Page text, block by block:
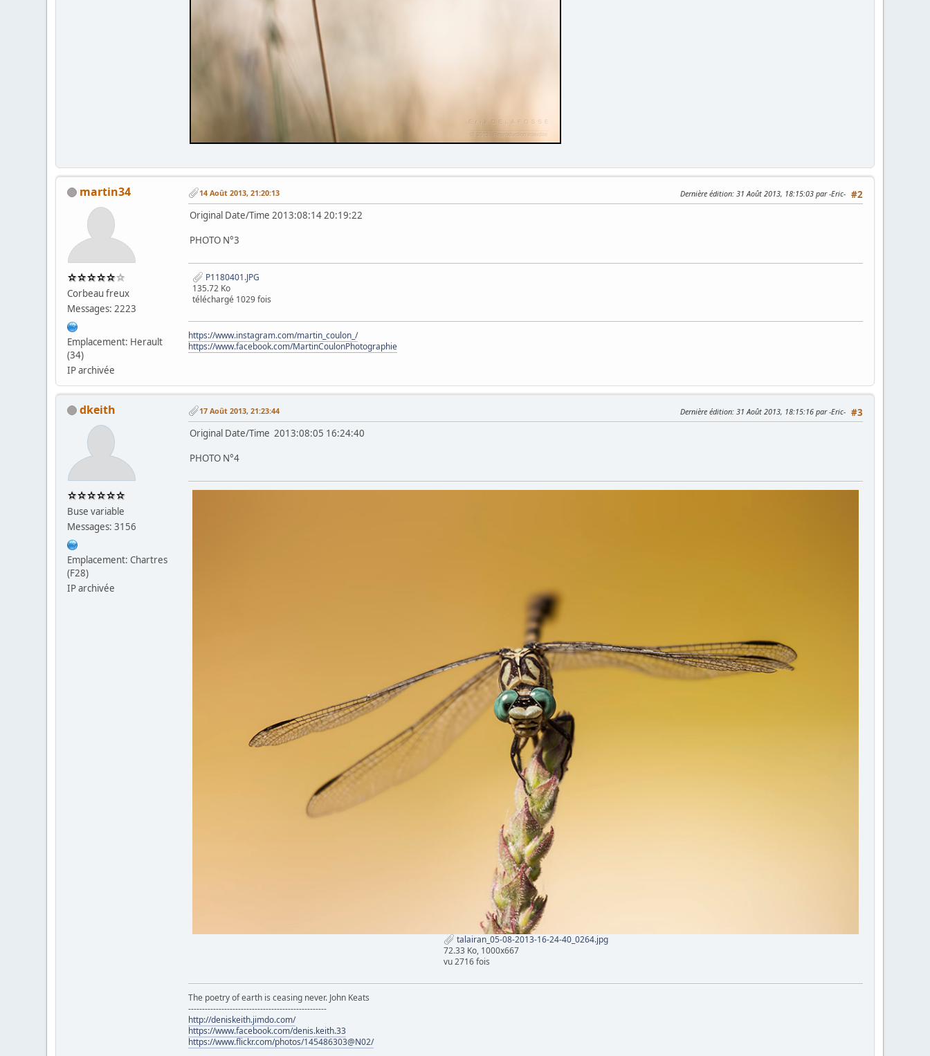
martin34
Corbeau freux
Messages: 2223
Emplacement: Herault
(34)
IP archivée
#2
14 Août 2013, 21:20:13 Dernière édition: 31 Août 2013, 18:15:03 par -Eric-
Original Date/Time 2013:08:14 20:19:22
PHOTO N°3
P1180401.JPG
135.72 Ko
téléchargé 1029 fois
https://www.instagram.com/martin_coulon_/
https://www.facebook.com/MartinCoulonPhotographie
dkeith
Buse variable
Messages: 3156
Emplacement: Chartres
(F28)
IP archivée
#3
17 Août 2013, 21:23:44 Dernière édition: 31 Août 2013, 18:15:16 par -Eric-
Original Date/Time 2013:08:05 16:24:40
PHOTO N°4
talairan_05-08-2013-16-24-40_0264.jpg
72.33 Ko, 1000x667
vu 2716 fois
The poetry of earth is ceasing never. John Keats
--------------------------------------------------
http://deniskeith.jimdo.com/
https://www.facebook.com/denis.keith.33
https://www.flickr.com/photos/145486303@N02/